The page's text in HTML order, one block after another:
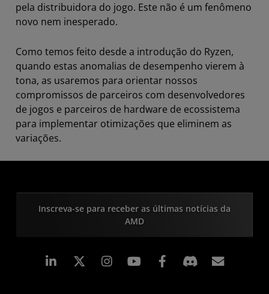
pela distribuidora do jogo. Este não é um fenômeno
novo nem inesperado.
Como temos feito desde a introdução do Ryzen,
quando estas anomalias de desempenho vierem à
tona, as usaremos para orientar nossos
compromissos de parceiros com desenvolvedores
de jogos e parceiros de hardware de ecossistema
para implementar otimizações que eliminem as
variações.
Inscreva-se para receber as últimas notícias da
AMD
Linkedin Instagram Facebook